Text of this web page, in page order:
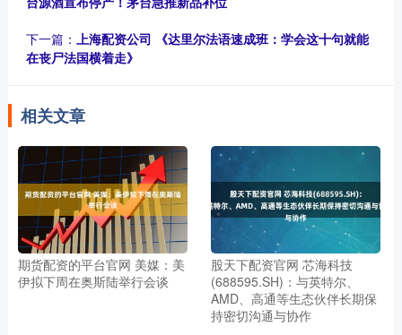
下一篇： 上海配资公司 《达里尔法语速成班：学会这十句就能
在丧尸法国横着走》
相关文章
期货配资的平台官网 美媒：美
伊拟下周在奥斯陆举行会谈
股天下配资官网 芯海科技
(688595.SH)：与英特尔、
AMD、高通等生态伙伴长期保
持密切沟通与协作